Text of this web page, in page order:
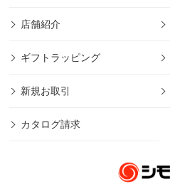
店舗紹介
ギフトラッピング
新規お取引
カタログ請求